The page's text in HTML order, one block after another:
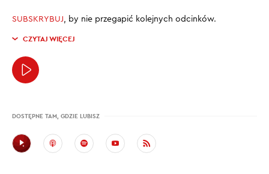
SUBSKRYBUJ, by nie przegapić kolejnych odcinków.
CZYTAJ WIĘCEJ
DOSTĘPNE TAM, GDZIE LUBISZ